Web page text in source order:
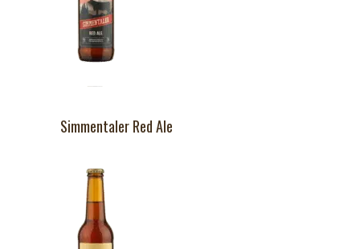
Simmentaler Red Ale